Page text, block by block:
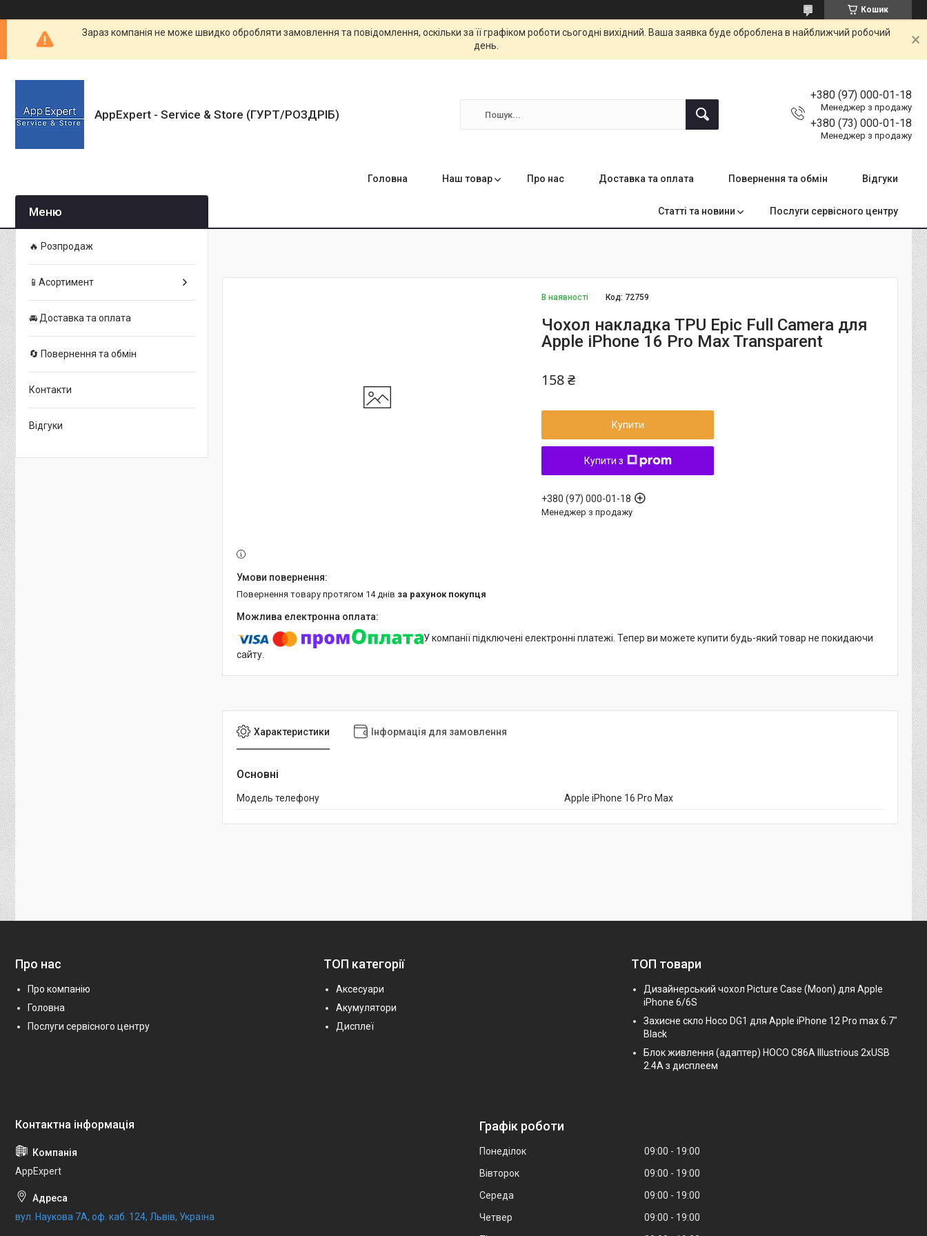
Кошик
Зараз компанія не може швидко обробляти замовлення та повідомлення, оскільки за її графіком роботи сьогодні вихідний. Ваша заявка буде оброблена в найближчий робочий
день.
AppExpert - Service & Store (ГУРТ/РОЗДРІБ)
+380 (97) 000-01-18
Менеджер з продажу
+380 (73) 000-01-18
Менеджер з продажу
Головна Наш товар Про нас Доставка та оплата Повернення та обмін Відгуки
Статті та новини Послуги сервісного центру
В наявності Код: 72759
Чохол накладка TPU Epic Full Camera для
Apple iPhone 16 Pro Max Transparent
158 ₴
Купити
Купити з
+380 (97) 000-01-18
Менеджер з продажу
повернення товару протягом 14 днів за рахунок покупця
У компанії підключені електронні платежі. Тепер ви можете купити будь-який товар не покидаючи
сайту.
Характеристики Інформація для замовлення
Основні
Модель телефону Apple iPhone 16 Pro Max
🔥 Розпродаж
📱Асортимент
🚘 Доставка та оплата
🔄 Повернення та обмін
Контакти
Відгуки
Про нас
Про компанію
Головна
Послуги сервісного центру
ТОП категорії
Аксесуари
Акумулятори
Дисплеї
ТОП товари
Дизайнерський чохол Picture Case (Moon) для Apple
iPhone 6/6S
Захисне скло Hoco DG1 для Apple iPhone 12 Pro max 6.7"
Black
Блок живлення (адаптер) HOCO C86A Illustrious 2xUSB
2.4A з дисплеем
AppExpert
вул. Наукова 7А, оф. каб. 124, Львів, Україна
Графік роботи
Понеділок 09:00
19:00
Вівторок
09:00
19:00
Середа
09:00
19:00
Четвер
09:00
19:00